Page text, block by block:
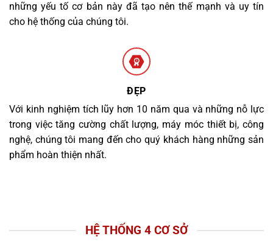
những yếu tố cơ bản này đã tạo nên thế mạnh và uy tín
cho hệ thống của chúng tôi.
ĐẸP
Với kinh nghiệm tích lũy hơn 10 năm qua và những nỗ lực
trong việc tăng cường chất lượng, máy móc thiết bị, công
nghệ, chúng tôi mang đến cho quý khách hàng những sản
phẩm hoàn thiện nhất.
HỆ THỐNG 4 CƠ SỞ